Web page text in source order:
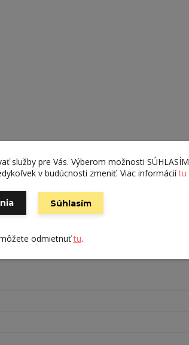
do kancelárie alebo obývačky
služby pre Vás. Výberom možnosti SÚHLASÍM
v budúcnosti zmeniť. Viac informáciítu
Súhlasím
odmietnuťtu.